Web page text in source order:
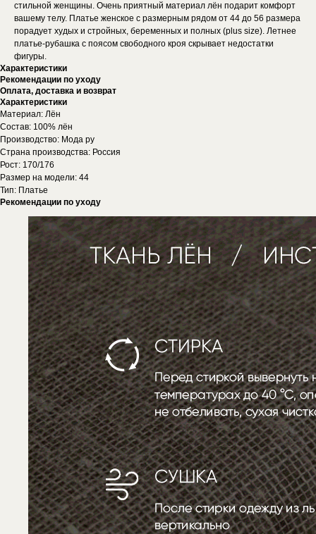
стильной женщины. Очень приятный материал лён подарит комфорт
вашему телу. Платье женское с размерным рядом от 44 до 56 размера
порадует худых и стройных, беременных и полных (plus size). Летнее
платье-рубашка с поясом свободного кроя скрывает недостатки
фигуры.
Характеристики
Рекомендации по уходу
Оплата, доставка и возврат
Характеристики
Материал: Лён
Состав: 100% лён
Производство: Мода ру
Страна производства: Россия
Рост: 170/176
Размер на модели: 44
Тип: Платье
Рекомендации по уходу